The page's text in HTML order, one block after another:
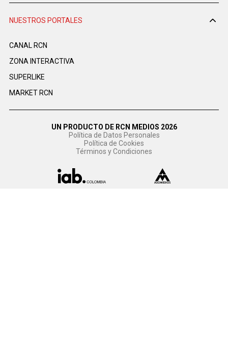
NUESTROS PORTALES
CANAL RCN
ZONA INTERACTIVA
SUPERLIKE
MARKET RCN
UN PRODUCTO DE RCN MEDIOS 2026
Política de Datos Personales
Política de Cookies
Términos y Condiciones